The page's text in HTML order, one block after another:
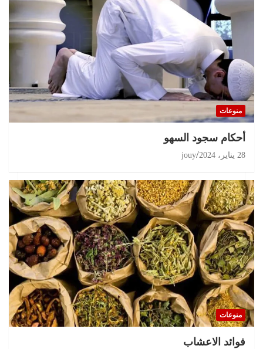
منوعات
أحكام سجود السهو
28 يناير، 2024 jouy
منوعات
‏فوائد الاعشاب